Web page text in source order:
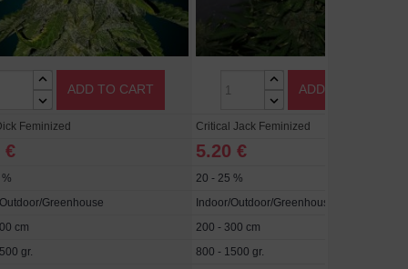
ADD TO CART ADD TO CART
Feminized
Critical Jack Feminized
€ 5.20 €
20 - 25 %
Greenhouse
Indoor/Outdoor/Greenhouse
cm
200 - 300 cm
gr.
800 - 1500 gr.